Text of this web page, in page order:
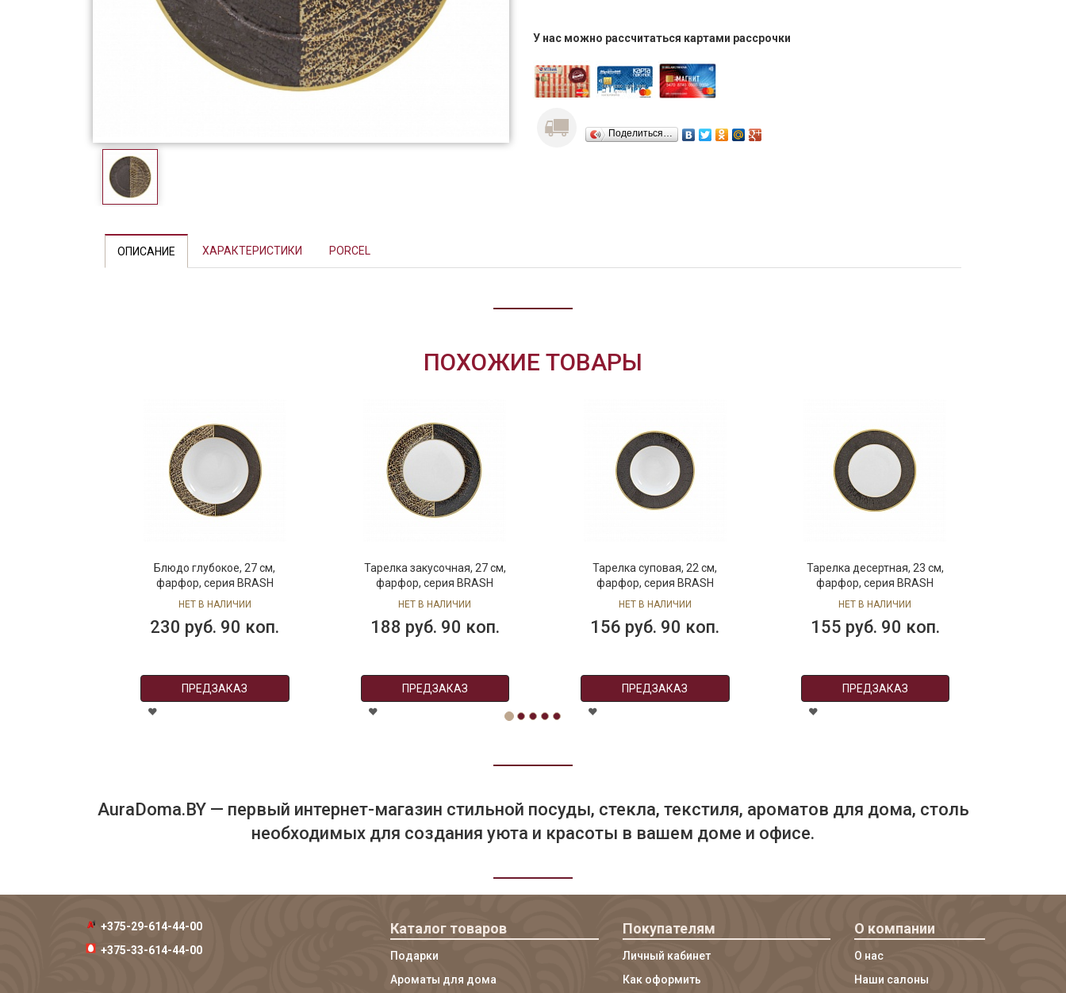
У нас можно рассчитаться картами рассрочки
Поделиться…
ОПИСАНИЕ ХАРАКТЕРИСТИКИ PORCEL
ПОХОЖИЕ ТОВАРЫ
Блюдо глубокое, 27 см,
фарфор, серия BRASH
НЕТ В НАЛИЧИИ
230 руб. 90 коп.
ПРЕДЗАКАЗ
Тарелка закусочная, 27 см,
фарфор, серия BRASH
НЕТ В НАЛИЧИИ
188 руб. 90 коп.
ПРЕДЗАКАЗ
Тарелка суповая, 22 см,
фарфор, серия BRASH
НЕТ В НАЛИЧИИ
156 руб. 90 коп.
ПРЕДЗАКАЗ
Тарелка десертная, 23 см,
фарфор, серия BRASH
НЕТ В НАЛИЧИИ
155 руб. 90 коп.
ПРЕДЗАКАЗ
AuraDoma.BY — первый интернет-магазин стильной посуды, стекла, текстиля, ароматов для дома, столь
необходимых для создания уюта и красоты в вашем доме и офисе.
+375-29-614-44-00
+375-33-614-44-00
Каталог товаров
Подарки
Ароматы для дома
Покупателям
Личный кабинет
Как оформить
О компании
О нас
Наши салоны